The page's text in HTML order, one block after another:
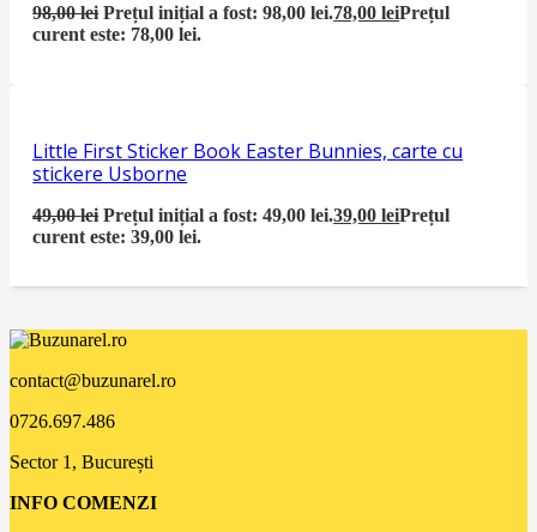
98,00lei Prețul inițial a fost: 98,00 lei.78,00leiPrețul
curent este: 78,00 lei.
Little First Sticker Book Easter Bunnies, carte cu
stickere Usborne
49,00lei Prețul inițial a fost: 49,00 lei.39,00leiPrețul
curent este: 39,00 lei.
contact@buzunarel.ro
0726.697.486
Sector 1, București
INFO COMENZI